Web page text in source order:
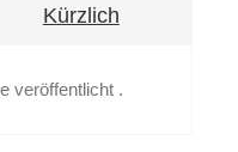
Kürzlich
veröffentlicht .